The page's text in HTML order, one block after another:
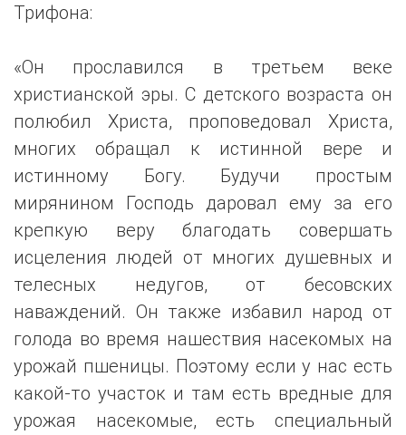
Трифона:
«Он прославился в третьем веке
христианской эры. С детского возраста он
полюбил Христа, проповедовал Христа,
многих обращал к истинной вере и
истинному Богу. Будучи простым
мирянином Господь даровал ему за его
крепкую веру благодать совершать
исцеления людей от многих душевных и
телесных недугов, от бесовских
наваждений. Он также избавил народ от
голода во время нашествия насекомых на
урожай пшеницы. Поэтому если у нас есть
какой-то участок и там есть вредные для
урожая насекомые, есть специальный